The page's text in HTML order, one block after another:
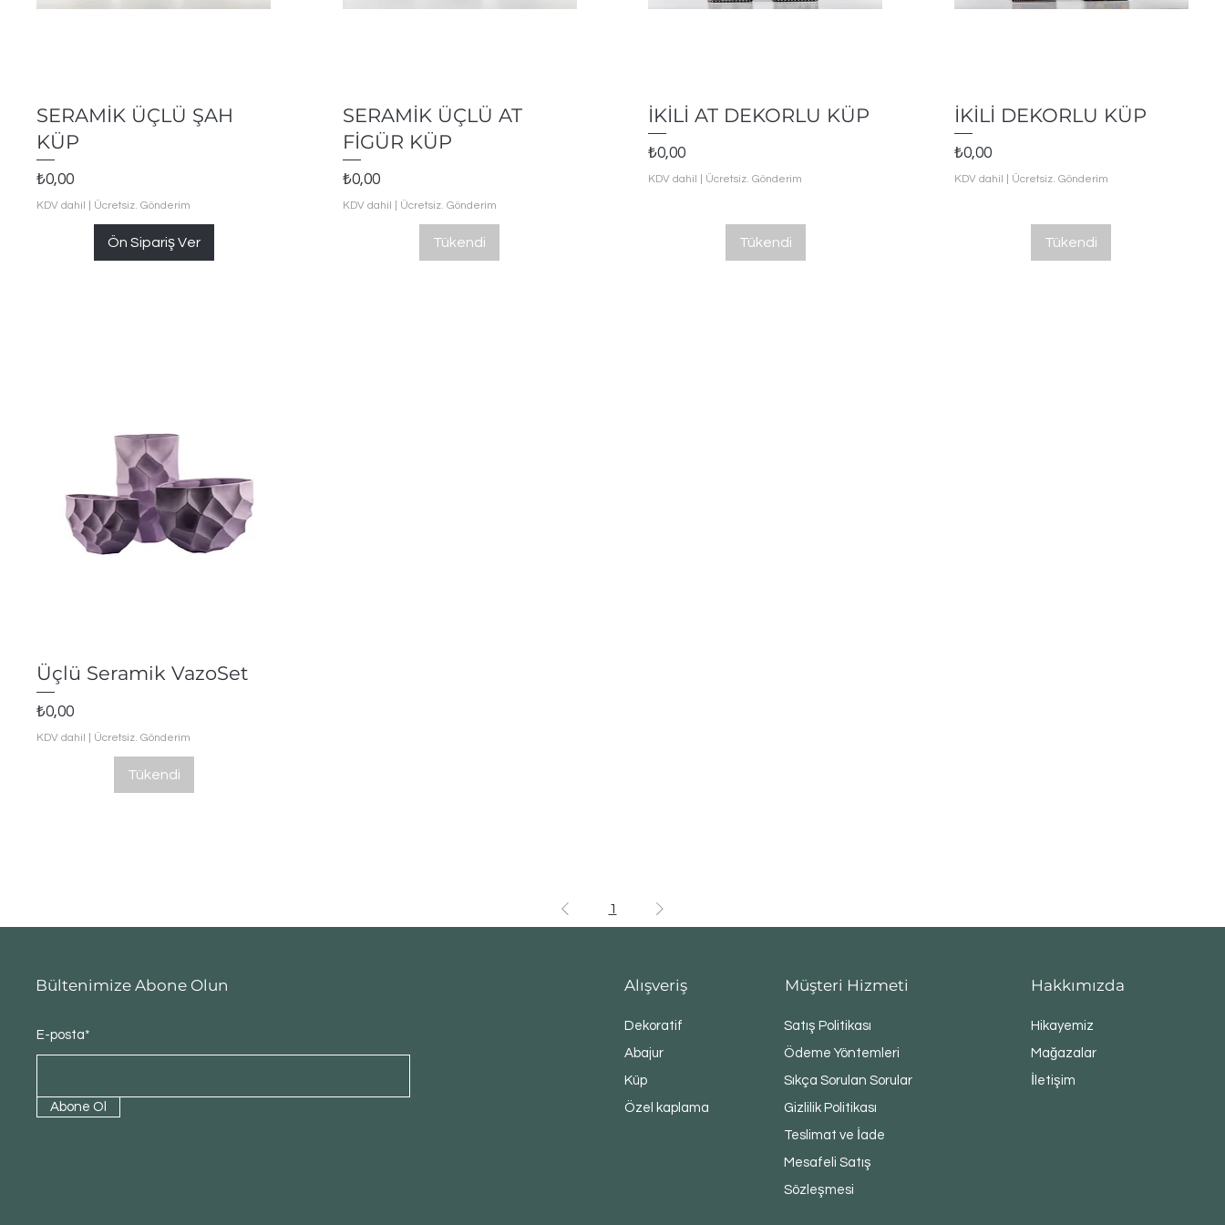
Hızlı Bakış
SERAMİK ÜÇLÜ ŞAH
KÜP
Fiyat
₺0,00
KDV dahil Ücretsiz. Gönderim
Ön Sipariş Ver
Hızlı Bakış
SERAMİK ÜÇLÜ AT
FİGÜR KÜP
Fiyat
₺0,00
KDV dahil Ücretsiz. Gönderim
Tükendi
Hızlı Bakış
İKİLİ AT DEKORLU KÜP
Fiyat
₺0,00
KDV dahil Ücretsiz. Gönderim
Tükendi
Hızlı Bakış
İKİLİ DEKORLU KÜP
Fiyat
₺0,00
KDV dahil Ücretsiz. Gönderim
Tükendi
Hızlı Bakış
Üçlü Seramik VazoSet
Fiyat
₺0,00
KDV dahil Ücretsiz. Gönderim
Tükendi
1
Bültenimize Abone Olun
E-posta*
Abone Ol
Alışveriş
Dekoratif
Abajur
Küp
Özel kaplama
Müşteri Hizmeti
Satış Politikası
Ödeme Yöntemleri
Sıkça Sorulan Sorular
Gizlilik Politikası
Teslimat ve İade
Mesafeli Satış
Sözleşmesi
Hakkımızda
Hikayemiz
Mağazalar
İletişim